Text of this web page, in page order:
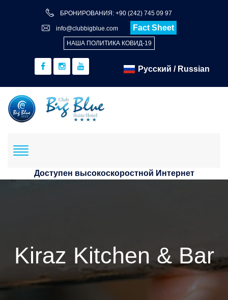
БРОНИРОВАНИЯ: +90 (242) 745 09 97
info@clubbigblue.com Fact Sheet
НАША ПОЛИТИКА КОВИД-19
Доступен высокоскоростной Интернет
Kiraz Kitchen & Bar